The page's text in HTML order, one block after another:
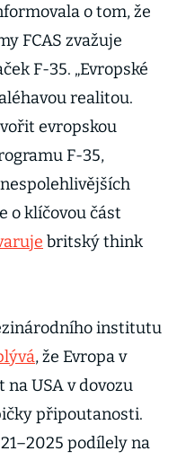
o tom, že
FCAS zvažuje
F-35. „Evropské
realitou.
evropskou
F-35,
o klíčovou část
britský think
institutu
, že Evropa v
USA v dovozu
připoutanosti.
podílely na